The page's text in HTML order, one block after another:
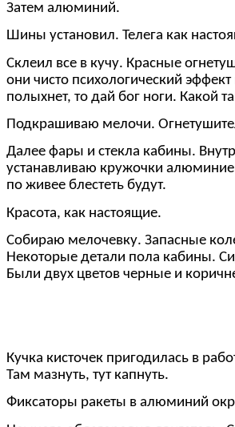
Затем алюминий.
Шины установил. Телега как
Склеил все в кучу. Красные
они чисто психологический
полыхнет, то дай бог ноги. Какой
Подкрашиваю мелочи.
Далее фары и стекла кабины.
устанавливаю кружочки
по живее блестеть будут.
Красота, как настоящие.
Собираю мелочевку. Запасные
Некоторые детали пола кабины.
Были двух цветов черные и
Кучка кисточек пригодилась в
Там мазнуть, тут капнуть.
Фиксаторы ракеты в алюминий